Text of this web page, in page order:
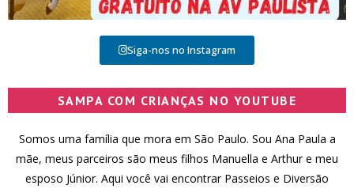
Siga-nos no Instagram
SAMPA COM CRIANÇAS NO YOUTUBE
Somos uma família que mora em São Paulo. Sou Ana Paula a
mãe, meus parceiros são meus filhos Manuella e Arthur e meu
esposo Júnior. Aqui você vai encontrar Passeios e Diversão